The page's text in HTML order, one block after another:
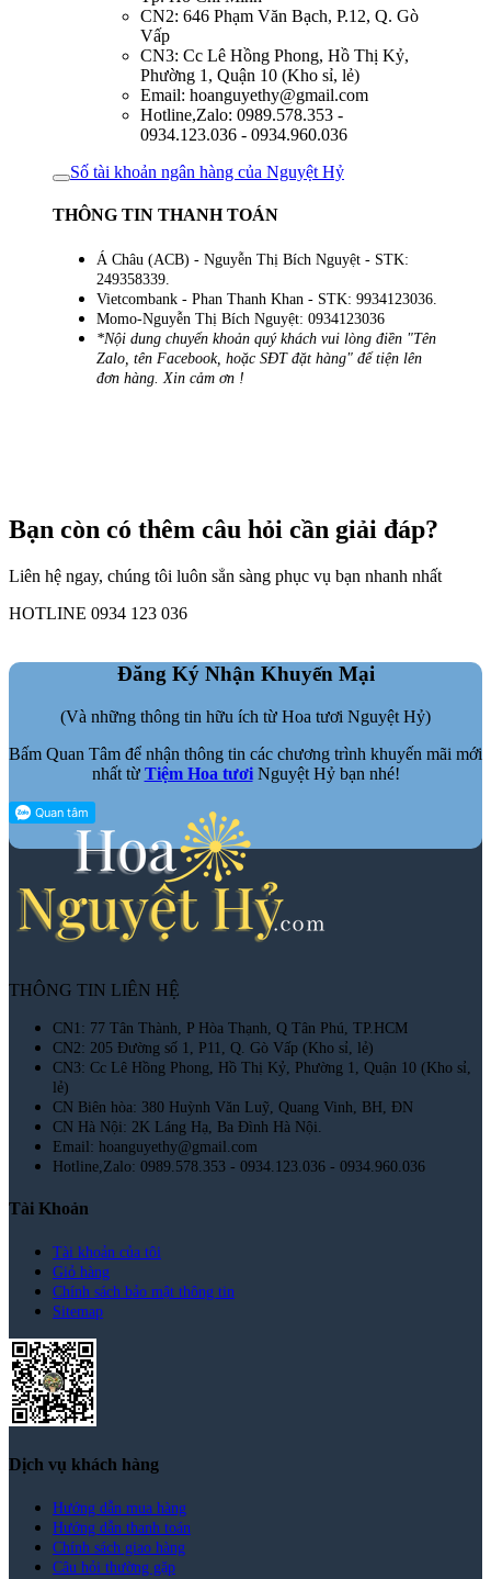
CN2: 646 Phạm Văn Bạch, P.12, Q. Gò
Vấp
CN3: Cc Lê Hồng Phong, Hồ Thị Kỷ,
Phường 1, Quận 10 (Kho sỉ, lẻ)
Email: hoanguyethy@gmail.com
Hotline,Zalo: 0989.578.353 -
0934.123.036 - 0934.960.036
Số tài khoản ngân hàng của Nguyệt Hỷ
THÔNG TIN THANH TOÁN
Á Châu (ACB) - Nguyễn Thị Bích Nguyệt - STK:
249358339.
Vietcombank - Phan Thanh Khan - STK: 9934123036.
Momo-Nguyễn Thị Bích Nguyệt: 0934123036
*Nội dung chuyển khoản quý khách vui lòng điền "Tên
Zalo, tên Facebook, hoặc SĐT đặt hàng" để tiện lên
đơn hàng. Xin cảm ơn !
Bạn còn có thêm câu hỏi cần giải đáp?
Liên hệ ngay, chúng tôi luôn sẳn sàng phục vụ bạn nhanh nhất
HOTLINE 0934 123 036
Đăng Ký Nhận Khuyến Mại
(Và những thông tin hữu ích từ Hoa tươi Nguyệt Hỷ)
Bấm Quan Tâm để nhận thông tin các chương trình khuyến mãi mới
nhất từ Tiệm Hoa tươiNguyệt Hỷ bạn nhé!
THÔNG TIN LIÊN HỆ
CN1: 77 Tân Thành, P Hòa Thạnh, Q Tân Phú, TP.HCM
CN2: 205 Đường số 1, P11, Q. Gò Vấp (Kho sỉ, lẻ)
CN3: Cc Lê Hồng Phong, Hồ Thị Kỷ, Phường 1, Quận 10 (Kho sỉ,
lẻ)
CN Biên hòa: 380 Huỳnh Văn Luỹ, Quang Vinh, BH, ĐN
CN Hà Nội: 2K Láng Hạ, Ba Đình Hà Nội.
Email: hoanguyethy@gmail.com
Hotline,Zalo: 0989.578.353 - 0934.123.036 - 0934.960.036
Tài Khoản
Tài khoản của tôi
Giỏ hàng
Chính sách bảo mật thông tin
Sitemap
Dịch vụ khách hàng
Hướng dẫn mua hàng
Hướng dẫn thanh toán
Chính sách giao hàng
Câu hỏi thường gặp